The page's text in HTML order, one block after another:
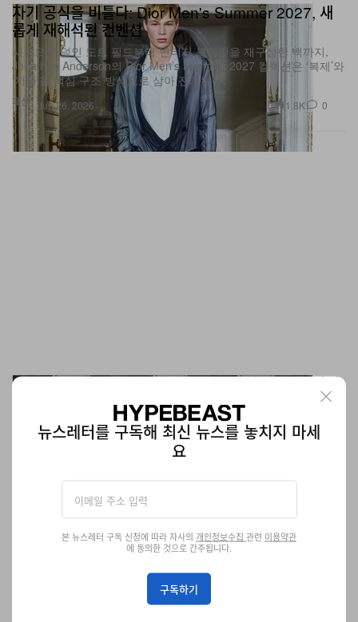
패션
자기 공식을 비틀다: Dior Men's Summer 2027, 새
롭게 재해석된 컨벤션
시퀀으로 덮인 도트 필드부터 빈티지 블랭킷을 재구성한 백까지,
Jonathan Anderson의 Dior Men’s Summer 2027 컬렉션은 ‘복제’와
‘치환’을 핵심 구조 방식으로 삼아 전개된다.
Jun 26, 2026 1.8K 0
Ami Paris SS27, 구조와 부드러움 사이 ‘틈’에서 가장
날카로운 테일러링을 찾다
하프 라이닝 수트, 나파 레더 하드웨어, 트롱프뢰유 솔이 SS27 컬렉
션을 정의한다.
뉴스레터를 구독해 최신 뉴스를 놓치지 마세
요
본 뉴스레터 구독 신청에 따라 자사의 개인정보수집 관련 이용약관
에 동의한 것으로 간주됩니다.
구독하기